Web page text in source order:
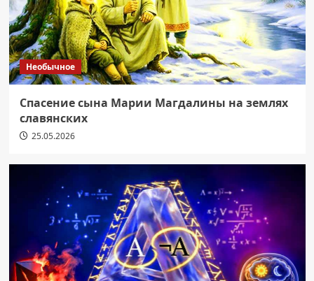
Необычное
Спасение сына Марии Магдалины на землях
славянских
25.05.2026